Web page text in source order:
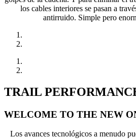
los cables interiores se pasan a
antirruido. Simple pero
TRAIL
WELCOME TO THE NEW
Los avances tecnológicos a menudo